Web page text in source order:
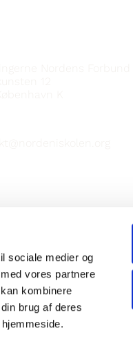
sociale medier og
vores partnere
kombinere
brug af deres